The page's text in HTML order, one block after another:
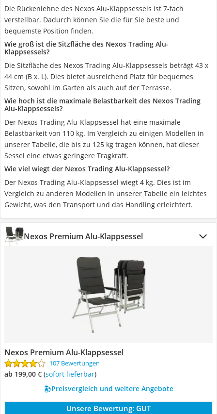
Die Rückenlehne des Nexos Alu-Klappsessels ist 7-fach
verstellbar. Dadurch können Sie die für Sie beste und
bequemste Position finden.
Wie groß ist die Sitzfläche des Nexos Trading Alu-
Klappsessels?
Die Sitzfläche des Nexos Trading Alu-Klappsessels beträgt 43 x
44 cm (B x. L). Dies bietet ausreichend Platz für bequemes
Sitzen, sowohl im Garten als auch auf der Terrasse.
Wie hoch ist die maximale Belastbarkeit des Nexos Trading
Alu-Klappsessels?
Der Nexos Trading Alu-Klappsessel hat eine maximale
Belastbarkeit von 110 kg. Im Vergleich zu einigen Modellen in
unserer Tabelle, die bis zu 125 kg tragen können, hat dieser
Sessel eine etwas geringere Tragkraft.
Wie viel wiegt der Nexos Trading Alu-Klappsessel?
Der Nexos Trading Alu-Klappsessel wiegt 4 kg. Dies ist im
Vergleich zu anderen Modellen in unserer Tabelle ein leichtes
Gewicht, was den Transport und das Handling erleichtert.
Nexos Premium Alu-Klappsessel
Nexos Premium Alu-Klappsessel
107 Bewertungen
ab 199,00 € ( Sofort lieferbar)
Preisvergleich und weitere Angebote
Unsere Bewertung: GUT